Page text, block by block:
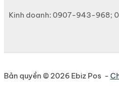
Kinh doanh: 0907-943-968;
Bản quyền © 2026 Ebiz Pos -